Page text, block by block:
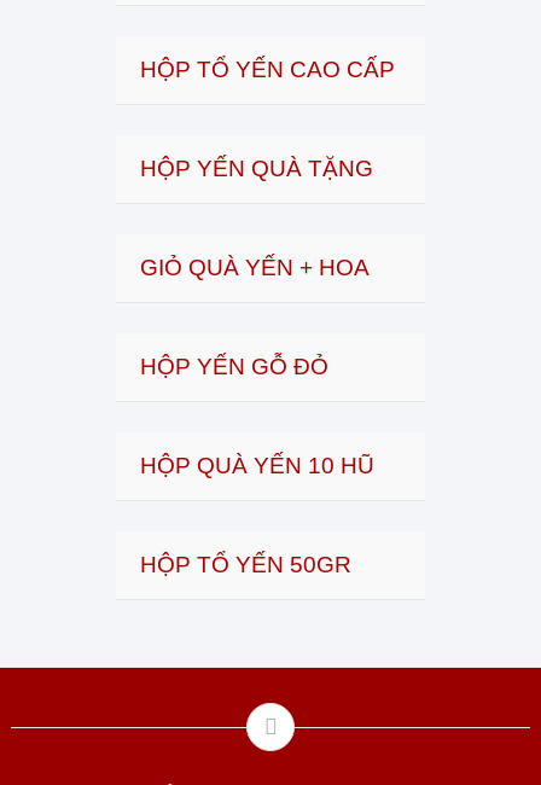
HỘP TỔ YẾN CAO CẤP
HỘP YẾN QUÀ TẶNG
GIỎ QUÀ YẾN + HOA
HỘP YẾN GỖ ĐỎ
HỘP QUÀ YẾN 10 HŨ
HỘP TỔ YẾN 50GR